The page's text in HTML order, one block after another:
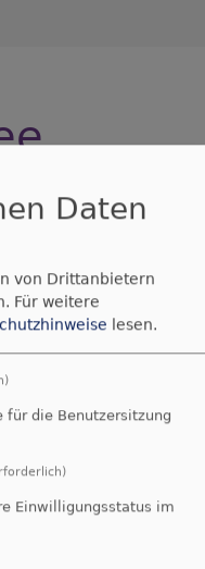
Gottesdienst
am Sonntag,
Daten
von Drittanbietern
Für weitere
lesen.
für die Benutzersitzung
Einwilligungsstatus im